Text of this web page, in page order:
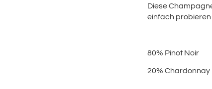
Diese
einfach probieren
80% Pinot Noir
20% Chardonnay